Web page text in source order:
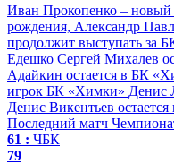
Иван Прокопенко –
рождения, Александр
продолжит выступать за
Едешко Сергей Михалев
Адайкин остается в БК
игрок БК «Химки» Денис
Денис Викентьев
Последний матч
61 : ЧБК
79